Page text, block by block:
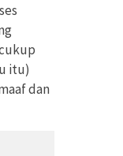
itu)
dan